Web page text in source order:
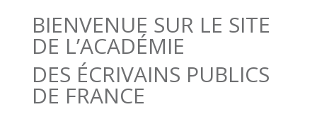
BIENVENUE SUR LE SITE
DE L’ACADÉMIE
DES ÉCRIVAINS PUBLICS
DE FRANCE